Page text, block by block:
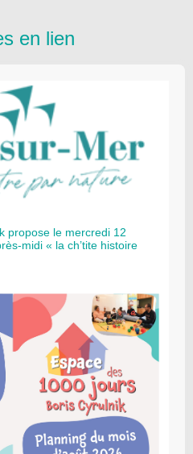
en lien
propose le mercredi 12
midi « la ch’tite histoire